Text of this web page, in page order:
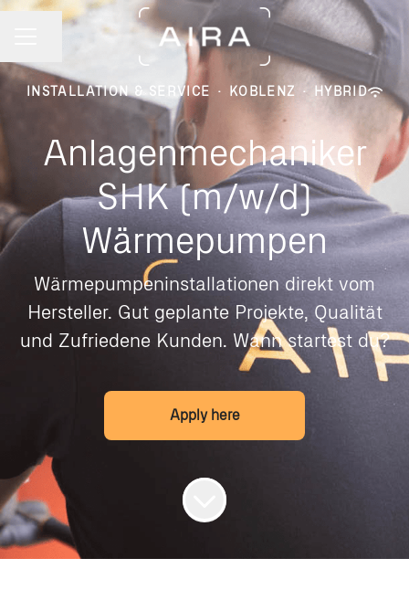
INSTALLATION & SERVICE · KOBLENZ · HYBRID
Anlagenmechaniker
SHK (m/w/d)
Wärmepumpen
Wärmepumpeninstallationen direkt vom
Hersteller. Gut geplante Projekte, Qualität
und Zufriedene Kunden. Wann startest du?
Apply here